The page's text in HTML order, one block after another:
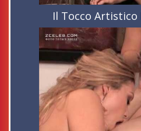
Il Tocco Artistico